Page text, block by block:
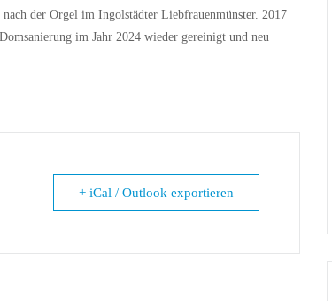
der Orgel im Ingolstädter Liebfrauenmünster. 2017
im Jahr 2024 wieder gereinigt und neu
+ iCal / Outlook exportieren